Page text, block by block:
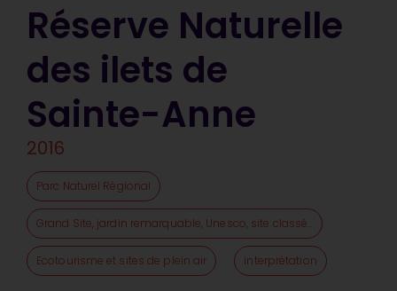
Réserve Naturelle
des ilets de
Sainte-Anne
2016
Parc Naturel Régional
Grand Site, jardin remarquable, Unesco, site classé...
Ecotourisme et sites de plein air interprétation